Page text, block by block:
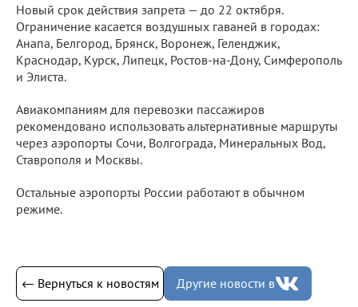
Новый срок действия запрета — до 22 октября.
Ограничение касается воздушных гаваней в городах:
Анапа, Белгород, Брянск, Воронеж, Геленджик,
Краснодар, Курск, Липецк, Ростов-на-Дону, Симферополь
и Элиста.
Авиакомпаниям для перевозки пассажиров
рекомендовано использовать альтернативные маршруты
через аэропорты Сочи, Волгограда, Минеральных Вод,
Ставрополя и Москвы.
Остальные аэропорты России работают в обычном
режиме.
← Вернуться к новостям Другие новости в